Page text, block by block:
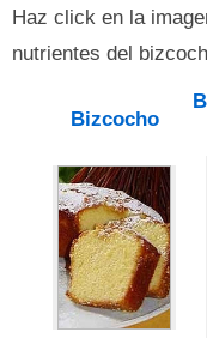
Haz click en la
nutrientes del
Bizcocho